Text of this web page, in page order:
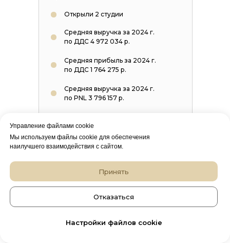
Открыли 2 студии
Средняя выручка за 2024 г.
по ДДС 4 972 034 р.
Средняя прибыль за 2024 г.
по ДДС 1 764 275 р.
Средняя выручка за 2024 г.
по PNL 3 796 157 р.
по PNL 566 145 р.
Управление файлами cookie
Мы используем файлы cookie для обеспечения
наилучшего взаимодействия с сайтом.
Принять
Отказаться
Настройки файлов cookie